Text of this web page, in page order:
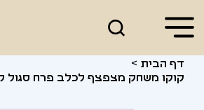
דף הבית >
קוקו משחק מצפצף לכלב פרח סגול לבן,